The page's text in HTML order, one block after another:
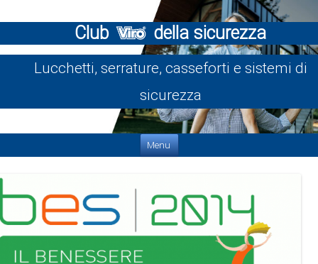
Club della sicurezza
Lucchetti, serrature, casseforti e sistemi di
sicurezza
Menu